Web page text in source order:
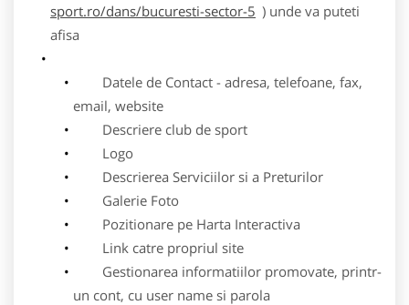
sport.ro/dans/bucuresti-sector-5 ) unde va puteti
afisa
Datele de Contact - adresa, telefoane, fax,
email, website
Descriere club de sport
Logo
Descrierea Serviciilor si a Preturilor
Galerie Foto
Pozitionare pe Harta Interactiva
Link catre propriul site
Gestionarea informatiilor promovate, printr-
un cont, cu user name si parola